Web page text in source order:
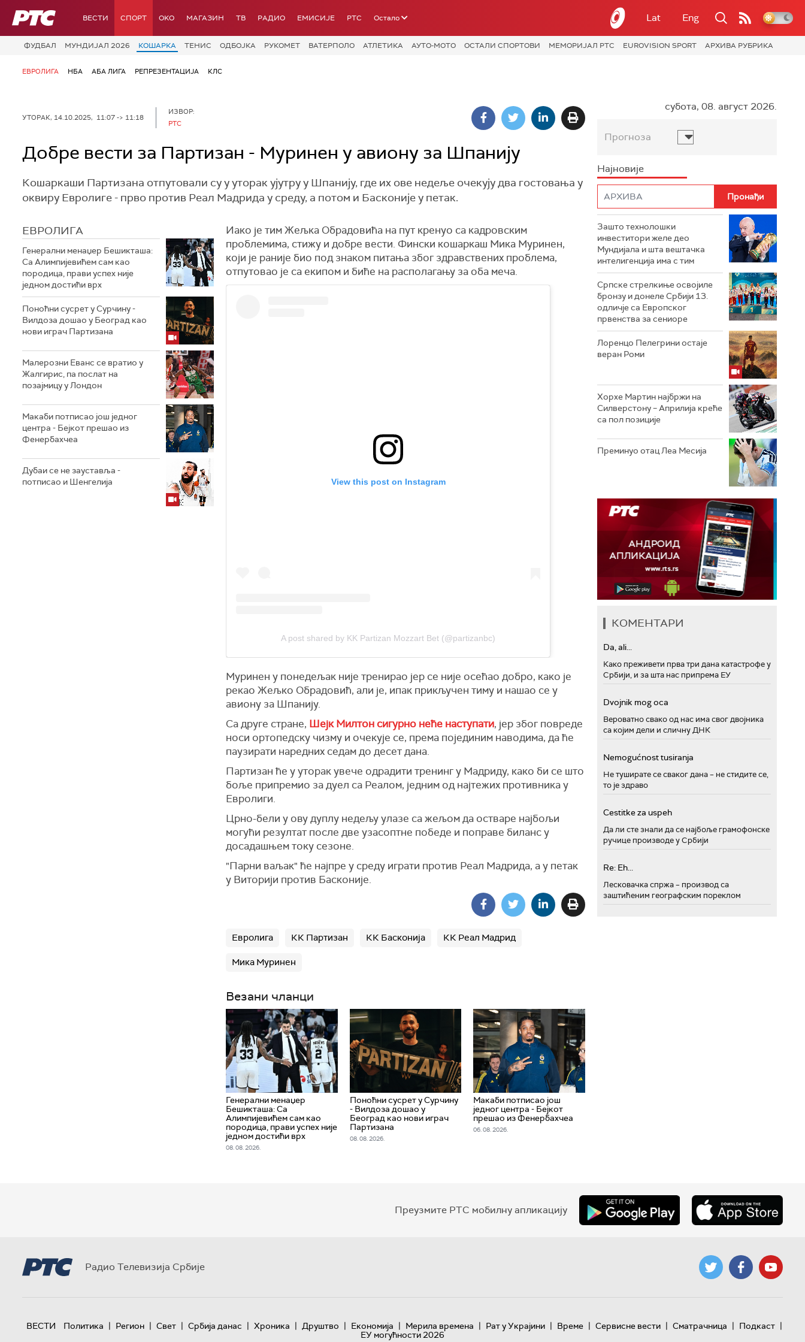
РТС ВЕСТИ СПОРТ OKO МАГАЗИН ТВ РАДИО ЕМИСИЈЕ РТС Остало Lat Eng
ФУДБАЛ МУНДИЈАЛ 2026 КОШАРКА ТЕНИС ОДБОЈКА РУКОМЕТ ВАТЕРПОЛО АТЛЕТИКА АУТО-МОТО ОСТАЛИ СПОРТОВИ МЕМОРИЈАЛ РТС EUROVISION SPORT АРХИВА РУБРИКА
ЕВРОЛИГА НБА АБА ЛИГА РЕПРЕЗЕНТАЦИЈА КЛС
УТОРАК, 14.10.2025, 11:07 -> 11:18
ИЗВОР:
РТС
Добре вести за Партизан - Муринен у авиону за Шпанију
Кошаркаши Партизана отпутовали су у уторак ујутру у Шпанију, где их ове недеље очекују два гостовања у
оквиру Евролиге - прво против Реал Мадрида у среду, а потом и Басконије у петак.
ЕВРОЛИГА
Генерални менаџер Бешикташа:
Са Алимпијевићем сам као
породица, прави успех није
једном достићи врх
Поноћни сусрет у Сурчину -
Вилдоза дошао у Београд као
нови играч Партизана
Малерозни Еванс се вратио у
Жалгирис, па послат на
позајмицу у Лондон
Макаби потписао још једног
центра - Бејкот прешао из
Фенербахчеа
Дубаи се не зауставља -
потписао и Шенгелија
Иако је тим Жељка Обрадовића на пут кренуо са кадровским
проблемима, стижу и добре вести. Фински кошаркаш Мика Муринен,
који је раније био под знаком питања због здравствених проблема,
отпутовао је са екипом и биће на располагању за оба меча.
View this post on Instagram
A post shared by KK Partizan Mozzart Bet (@partizanbc)
Муринен у понедељак није тренирао јер се није осећао добро, како је
рекао Жељко Обрадовић, али је, ипак прикључен тиму и нашао се у
авиону за Шпанију.
Са друге стране, Шејк Милтон сигурно неће наступати, јер због повреде
носи ортопедску чизму и очекује се, према појединим наводима, да ће
паузирати наредних седам до десет дана.
Партизан ће у уторак увече одрадити тренинг у Мадриду, како би се што
боље припремио за дуел са Реалом, једним од најтежих противника у
Евролиги.
Црно-бели у ову дуплу недељу улазе са жељом да остваре најбољи
могући резултат после две узасоптне победе и поправе биланс у
досадашњем току сезоне.
"Парни ваљак" ће најпре у среду играти против Реал Мадрида, а у петак
у Виторији против Басконије.
Евролига КК Партизан КК Басконија КК Реал Мадрид
Мика Муринен
Везани чланци
Генерални менаџер
Бешикташа: Са
Алимпијевићем сам као
породица, прави успех није
једном достићи врх
08. 08. 2026.
Поноћни сусрет у Сурчину
- Вилдоза дошао у
Београд као нови играч
Партизана
08. 08. 2026.
Макаби потписао још
једног центра - Бејкот
прешао из Фенербахчеа
06. 08. 2026.
субота, 08. август 2026.
Прогноза
Најновије
Зашто технолошки
инвеститори желе део
Мундијала и шта вештачка
интелигенција има с тим
Српске стрелкиње освојиле
бронзу и донеле Србији 13.
одличје са Европског
првенства за сениоре
Лоренцо Пелегрини остаје
веран Роми
Хорхе Мартин најбржи на
Силверстону – Априлија креће
са пол позиције
Преминуо отац Леа Месија
КОМЕНТАРИ
Da, ali...
Како преживети прва три дана катастрофе у
Србији, и за шта нас припрема ЕУ
Dvojnik mog oca
Вероватно свако од нас има свог двојника
са којим дели и сличну ДНК
Nemogućnost tusiranja
Не туширате се сваког дана – не стидите се,
то је здраво
Cestitke za uspeh
Да ли сте знали да се најбоље грамофонске
ручице производе у Србији
Re: Eh...
Лесковачка спржа – производ са
заштићеним географским пореклом
Преузмите РТС мобилну апликацију
Радио Телевизија Србије
ВЕСТИ Политика | Регион | Свет | Србија данас | Хроника | Друштво | Економија | Мерила времена | Рат у Украјини | Време | Сервисне вести | Сматрачница | Подкаст |
ЕУ могућности 2026